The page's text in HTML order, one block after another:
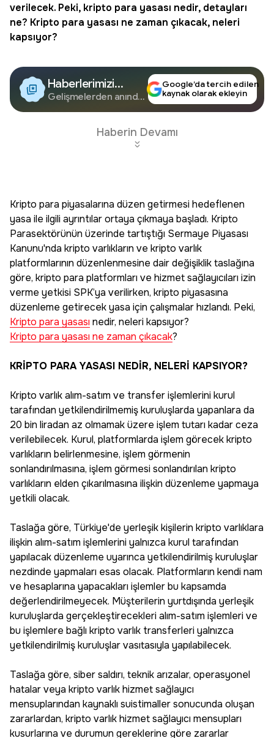
verilecek. Peki, kripto para yasası nedir, detayları
ne? Kripto para yasası ne zaman çıkacak, neleri
kapsıyor?
Haberlerimizi
Google'da Takip
Edin
Gelişmelerden anında
Google’da tercih edilen
kaynak olarak ekleyin
Haberin Devamı
Kripto para piyasalarına düzen getirmesi hedeflenen
yasa ile ilgili ayrıntılar ortaya çıkmaya başladı. Kripto
Parasektörünün üzerinde tartıştığı Sermaye Piyasası
Kanunu'nda kripto varlıkların ve kripto varlık
platformlarının düzenlenmesine dair değişiklik taslağına
göre, kripto para platformları ve hizmet sağlayıcıları izin
verme yetkisi SPK’ya verilirken, kripto piyasasına
düzenleme getirecek yasa için çalışmalar hızlandı. Peki,
Kripto para yasasınedir, neleri kapsıyor?
Kripto para yasası ne zaman çıkacak?
KRİPTO PARA YASASI NEDİR, NELERİ KAPSIYOR?
Kripto varlık alım-satım ve transfer işlemlerini kurul
tarafından yetkilendirilmemiş kuruluşlarda yapanlara da
20 bin liradan az olmamak üzere işlem tutarı kadar ceza
verilebilecek. Kurul, platformlarda işlem görecek kripto
varlıkların belirlenmesine, işlem görmenin
sonlandırılmasına, işlem görmesi sonlandırılan kripto
varlıkların elden çıkarılmasına ilişkin düzenleme yapmaya
yetkili olacak.
Taslağa göre, Türkiye'de yerleşik kişilerin kripto varlıklara
ilişkin alım-satım işlemlerini yalnızca kurul tarafından
yapılacak düzenleme uyarınca yetkilendirilmiş kuruluşlar
nezdinde yapmaları esas olacak. Platformların kendi nam
ve hesaplarına yapacakları işlemler bu kapsamda
değerlendirilmeyecek. Müşterilerin yurtdışında yerleşik
kuruluşlarda gerçekleştirecekleri alım-satım işlemleri ve
bu işlemlere bağlı kripto varlık transferleri yalnızca
yetkilendirilmiş kuruluşlar vasıtasıyla yapılabilecek.
Taslağa göre, siber saldırı, teknik arızalar, operasyonel
hatalar veya kripto varlık hizmet sağlayıcı
mensuplarından kaynaklı suistimaller sonucunda oluşan
zararlardan, kripto varlık hizmet sağlayıcı mensupları
kusurlarına ve durumun gereklerine göre zararlar